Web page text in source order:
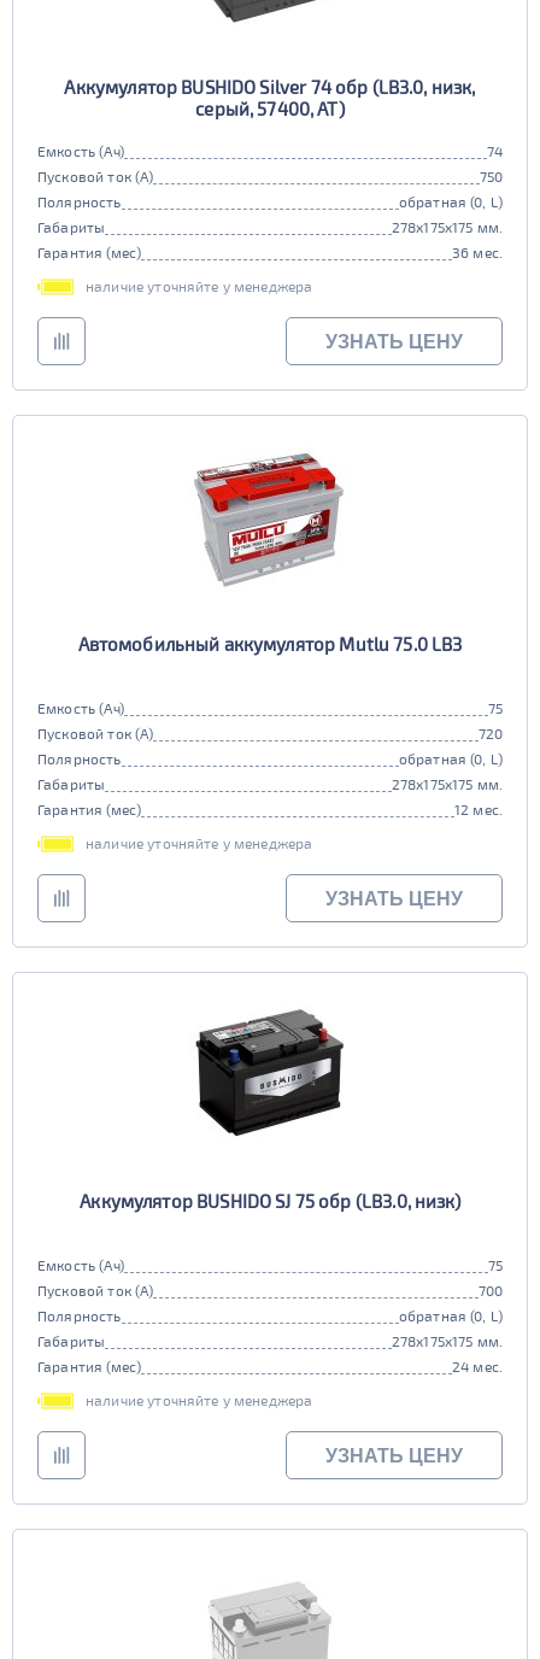
Аккумулятор BUSHIDO Silver 74 обр (LB3.0, низк,
серый, 57400, AT)
Емкость (Ач)
74
Пусковой ток (А)
750
Полярность
обратная (0, L)
Габариты
278x175x175 мм.
Гарантия (мес)
36 мес.
наличие уточняйте у менеджера
УЗНАТЬ ЦЕНУ
Автомобильный аккумулятор Mutlu 75.0 LB3
Емкость (Ач)
75
Пусковой ток (А)
720
Полярность
обратная (0, L)
Габариты
278x175x175 мм.
Гарантия (мес)
12 мес.
наличие уточняйте у менеджера
УЗНАТЬ ЦЕНУ
Аккумулятор BUSHIDO SJ 75 обр (LB3.0, низк)
Емкость (Ач)
75
Пусковой ток (А)
700
Полярность
обратная (0, L)
Габариты
278x175x175 мм.
Гарантия (мес)
24 мес.
наличие уточняйте у менеджера
УЗНАТЬ ЦЕНУ